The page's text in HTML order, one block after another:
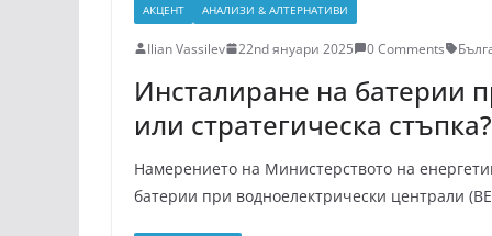
АКЦЕНТ АНАЛИЗИ & АЛТЕРНАТИВИ
Ilian Vassilev 22nd януари 2025 0 Comments
Инсталиране на батерии
или стратегическа стъпка?
Намерението на Министерството на
батерии при водноелектрически централи